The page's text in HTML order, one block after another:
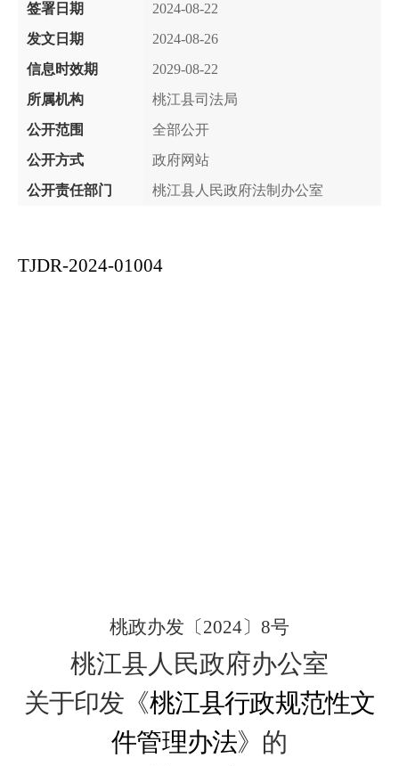
签署日期
2024-08-22
发文日期
2024-08-26
信息时效期
2029-08-22
所属机构
桃江县司法局
公开范围
全部公开
公开方式
政府网站
公开责任部门
桃江县人民政府法制办公室
TJDR-2024-01004
桃政办发〔2024〕 8号
桃江县人民政府办公室
关于印发《桃江县行政规范性文
件管理办法》的